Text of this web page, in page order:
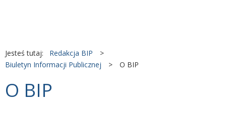
Jesteś tutaj: Redakcja BIP
>
Biuletyn Informacji Publicznej
> O BIP
O BIP